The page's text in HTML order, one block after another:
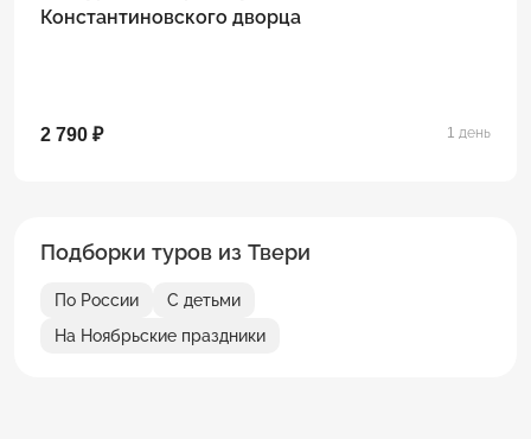
Константиновского дворца
2 790 ₽ 1 день
Подборки туров из Твери
По России
С детьми
На Ноябрьские праздники